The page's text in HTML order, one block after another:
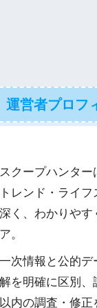
運営者プロフ
スクープハンター
トレンド・ライ
深く、わかりやす
ア。
一次情報と公的デ
解を明確に区別、
以内の調査・修正